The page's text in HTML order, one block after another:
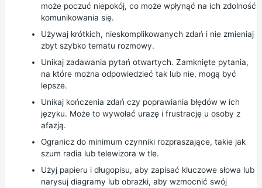
może poczuć niepokój, co może wpłynąć na ich zdolność
komunikowania się.
Używaj krótkich, nieskomplikowanych zdań i nie zmieniaj
zbyt szybko tematu rozmowy.
Unikaj zadawania pytań otwartych. Zamknięte pytania,
na które można odpowiedzieć tak lub nie, mogą być
lepsze.
Unikaj kończenia zdań czy poprawiania błędów w ich
języku. Może to wywołać urazę i frustrację u osoby z
afazją.
Ogranicz do minimum czynniki rozpraszające, takie jak
szum radia lub telewizora w tle.
Użyj papieru i długopisu, aby zapisać kluczowe słowa lub
narysuj diagramy lub obrazki, aby wzmocnić swój